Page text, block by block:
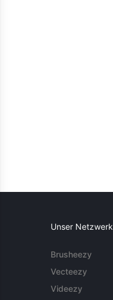
Unser Netzwerk
Brusheezy
Vecteezy
Videezy